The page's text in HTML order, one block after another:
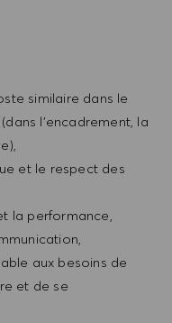
similaire dans le
l'encadrement, la
et le respect des
la performance,
aux besoins de
et de se